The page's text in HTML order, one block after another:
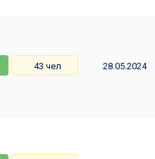
43 чел 28.05.2024